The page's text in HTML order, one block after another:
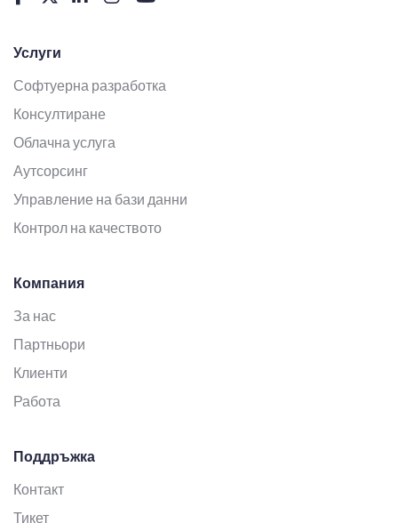
Услуги
Софтуерна разработка
Консултиране
Облачна услуга
Аутсорсинг
Управление на бази данни
Контрол на качеството
Компания
За нас
Партньори
Клиенти
Работа
Поддръжка
Контакт
Тикет